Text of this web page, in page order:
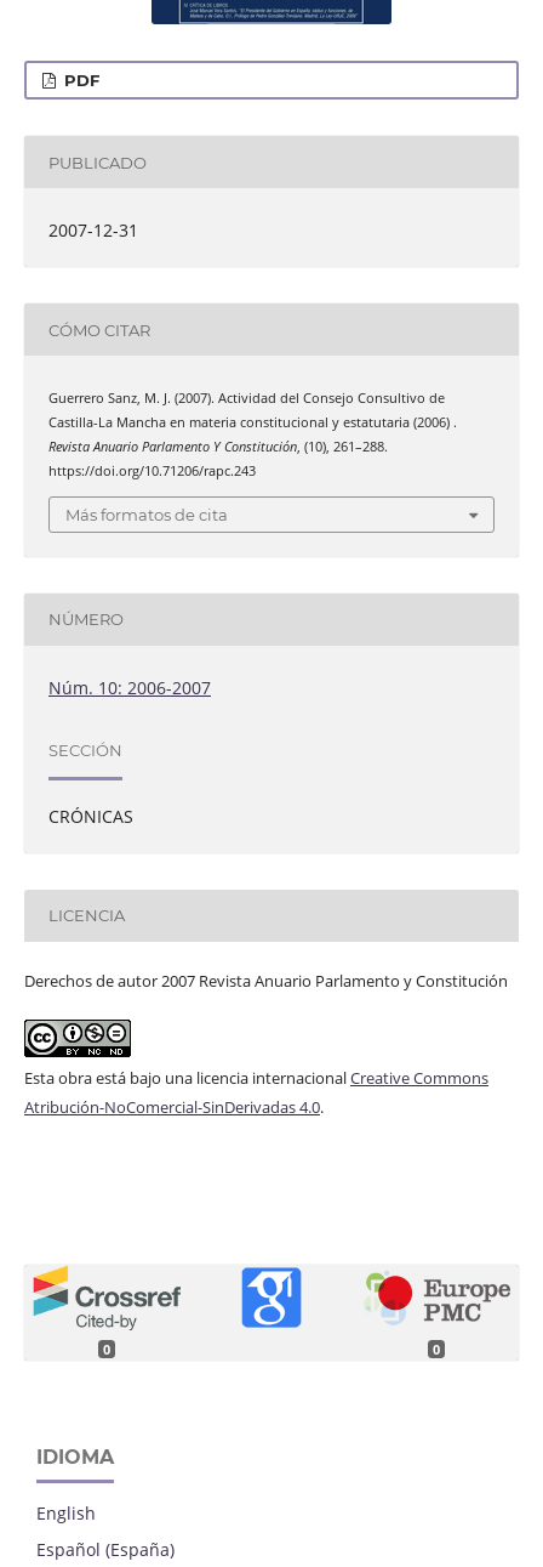
PDF
PUBLICADO
2007-12-31
CÓMO CITAR
Guerrero Sanz, M. J. (2007). Actividad del Consejo Consultivo de
Castilla-La Mancha en materia constitucional y estatutaria (2006) .
Revista Anuario Parlamento Y Constitución, (10), 261–288.
https://doi.org/10.71206/rapc.243
Más formatos de cita
NÚMERO
Núm. 10: 2006-2007
SECCIÓN
CRÓNICAS
LICENCIA
Derechos de autor 2007 Revista Anuario Parlamento y Constitución
Esta obra está bajo una licencia internacionalCreative Commons
Atribución-NoComercial-SinDerivadas 4.0.
0 0
IDIOMA
English
Español (España)